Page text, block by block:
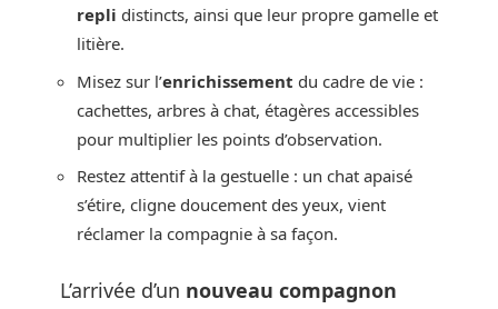
repli distincts, ainsi que leur propre gamelle et
litière.
Misez sur l’enrichissement du cadre de vie :
cachettes, arbres à chat, étagères accessibles
pour multiplier les points d’observation.
Restez attentif à la gestuelle : un chat apaisé
s’étire, cligne doucement des yeux, vient
réclamer la compagnie à sa façon.
L’arrivée d’un nouveau compagnon